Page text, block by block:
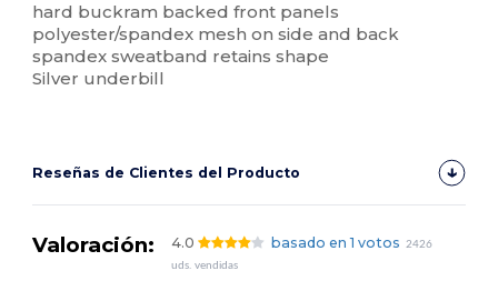
hard buckram backed front panels
polyester/spandex mesh on side and back
spandex sweatband retains shape
Silver underbill
Reseñas de Clientes del Producto
Valoración: 4.0 basado en 1 votos
2426
uds. vendidas